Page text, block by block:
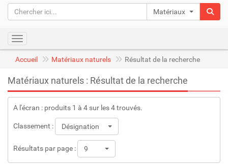
Matériaux naturels
Toggle navigation
Accueil Matériaux naturels Résultat de la recherche
Matériaux naturels : Résultat de la recherche
A l'écran : produits 1 à 4 sur les 4 trouvés.
Classement : Désignation
Résultats par page : 9